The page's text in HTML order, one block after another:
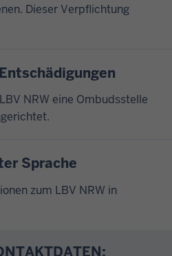
Dieser Verpflichtung
NRW eine Ombudsstelle
Sprache
zum LBV NRW in